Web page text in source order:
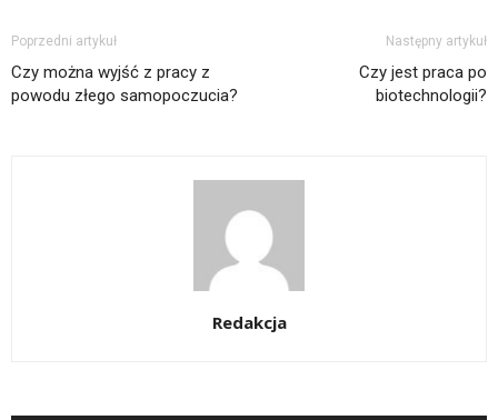
Poprzedni artykuł
Czy można wyjść z pracy z
powodu złego samopoczucia?
Następny artykuł
Czy jest praca po
biotechnologii?
Redakcja